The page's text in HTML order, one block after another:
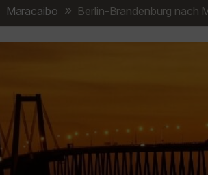
Maracaibo Berlin-Brandenburg nach